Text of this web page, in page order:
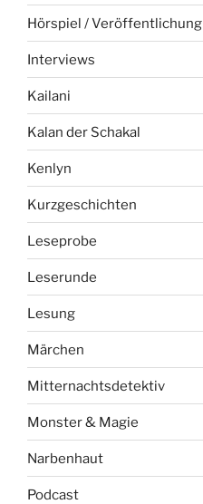
Hörspiel / Veröffentlichung
Interviews
Kailani
Kalan der Schakal
Kenlyn
Kurzgeschichten
Leseprobe
Leserunde
Lesung
Märchen
Mitternachtsdetektiv
Monster & Magie
Narbenhaut
Podcast